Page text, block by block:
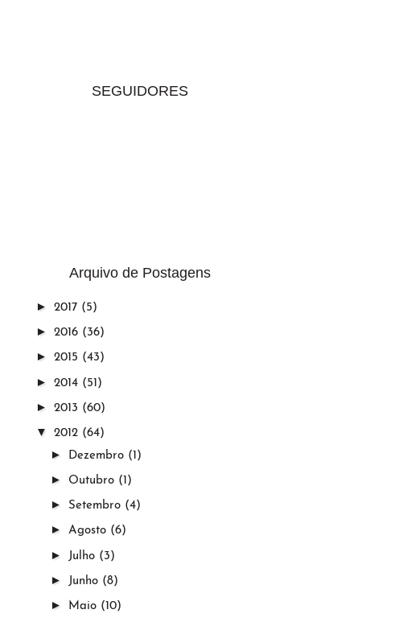
SEGUIDORES
Arquivo de Postagens
► 2017 (5)
► 2016 (36)
► 2015 (43)
► 2014 (51)
► 2013 (60)
▼ 2012 (64)
► Dezembro (1)
► Outubro (1)
► Setembro (4)
► Agosto (6)
► Julho (3)
► Junho (8)
► Maio (10)